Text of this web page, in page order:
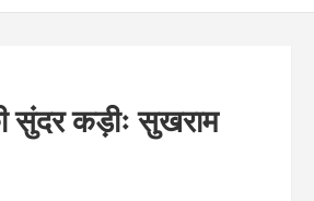
सुंदर कड़ीः सुखराम